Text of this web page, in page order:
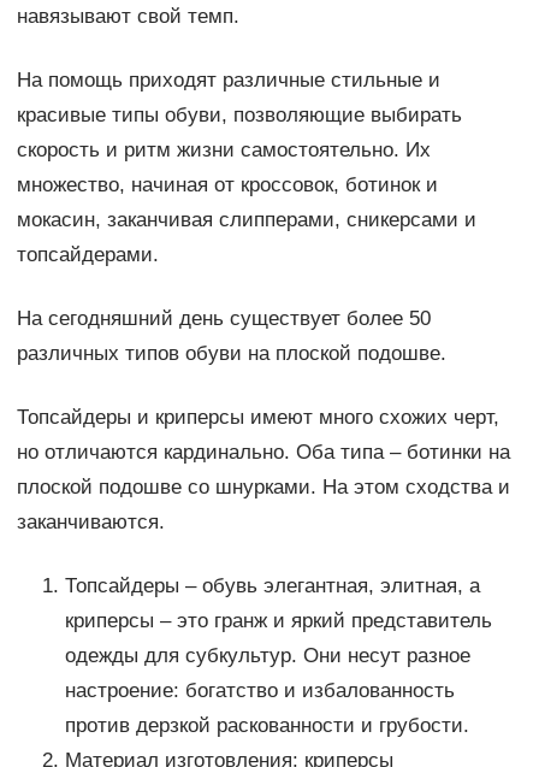
навязывают свой темп.
На помощь приходят различные стильные и
красивые типы обуви, позволяющие выбирать
скорость и ритм жизни самостоятельно. Их
множество, начиная от кроссовок, ботинок и
мокасин, заканчивая слипперами, сникерсами и
топсайдерами.
На сегодняшний день существует более 50
различных типов обуви на плоской подошве.
Топсайдеры и криперсы имеют много схожих черт,
но отличаются кардинально. Оба типа – ботинки на
плоской подошве со шнурками. На этом сходства и
заканчиваются.
Топсайдеры – обувь элегантная, элитная, а
криперсы – это гранж и яркий представитель
одежды для субкультур. Они несут разное
настроение: богатство и избалованность
против дерзкой раскованности и грубости.
Материал изготовления: криперсы